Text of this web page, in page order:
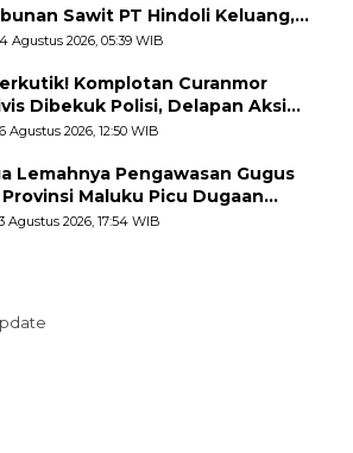
Sawit PT Hindoli Keluang,
Penyebab Kematian
Agustus 2026, 05:39 WIB
Komplotan Curanmor
Dibekuk Polisi, Delapan Aksi
Di Candipuro Terungkap
Agustus 2026, 12:50 WIB
Lemahnya Pengawasan Gugus
Maluku Picu Dugaan
terhadap Nelayan Bale-Bale di
Agustus 2026, 17:54 WIB